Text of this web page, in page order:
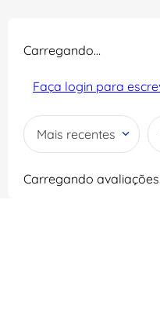
Carregando…
Faça login para
Mais recentes
Carregando